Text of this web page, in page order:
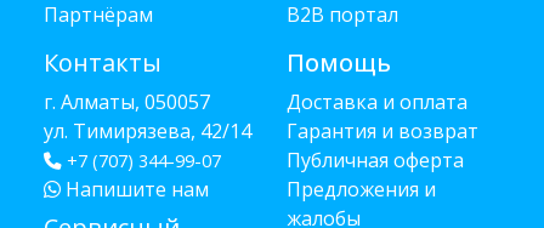
Партнёрам
Контакты
г. Алматы, 050057
ул. Тимирязева, 42/14
+7 (707) 344-99-07
Напишите нам
B2B портал
Помощь
Доставка и оплата
Гарантия и возврат
Публичная оферта
Предложения и
жалобы